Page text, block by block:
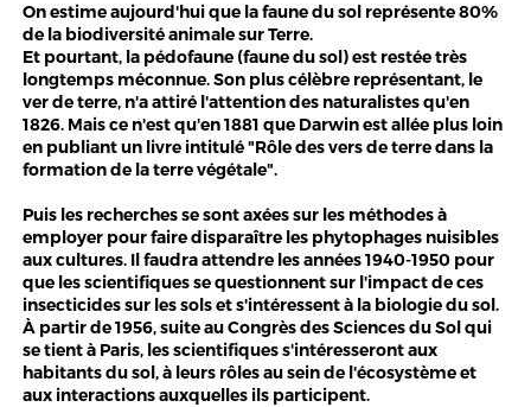
On estime aujourd'hui que la faune du sol représente 80%
de la biodiversité animale sur Terre.
Et pourtant, la pédofaune (faune du sol) est restée très
longtemps méconnue. Son plus célèbre représentant, le
ver de terre, n'a attiré l'attention des naturalistes qu'en
1826. Mais ce n'est qu'en 1881 que Darwin est allée plus loin
en publiant un livre intitulé "Rôle des vers de terre dans la
formation de la terre végétale".
Puis les recherches se sont axées sur les méthodes à
employer pour faire disparaître les phytophages nuisibles
aux cultures. Il faudra attendre les années 1940-1950 pour
que les scientifiques se questionnent sur l'impact de ces
insecticides sur les sols et s'intéressent à la biologie du sol.
À partir de 1956, suite au Congrès des Sciences du Sol qui
se tient à Paris, les scientifiques s'intéresseront aux
habitants du sol, à leurs rôles au sein de l'écosystème et
aux interactions auxquelles ils participent.